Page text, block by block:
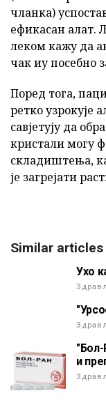
чланка)
ефикасан алат.
леком кажу да
чак иу посебно
Поред тога,
ретко узрокује
савјетују да
кристали могу
складиштења,
је загрејати
Similar articles
Ухо
"Бол-
и